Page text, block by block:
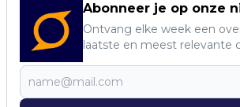
Abonneer je op onze
Ontvang elke week een
laatste en meest relevante